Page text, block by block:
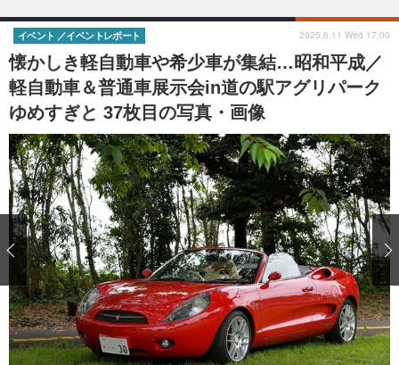
甲信越 北陸
東海 関西
中国 四国
九州 沖縄
注目の記事
ショップレポート 愛車 File
自動車豆知識 ストップ！不具合修理＆粗悪修理
鈑金・塗装
ディテイリング
ディテイリング 洗車
ヘッドライト磨き コーティング
フィルム・ラッピング
鈑金・塗装
小キズ直し 防錆
特集記事
ストップ 不具合修理＆粗悪修理
カーメーカー「旧車」関連プロジェ
ショップ紹介
懐かしき軽自動車や希少車が集結…昭和平成／
軽自動車＆普通車展示会in道の駅アグリパーク
ゆめすぎと 37枚目の写真・画像
イベント イベントレポート 2025.6.11 Wed 17:00